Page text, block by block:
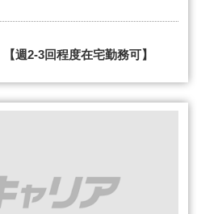
週2-3回程度在宅勤務可】